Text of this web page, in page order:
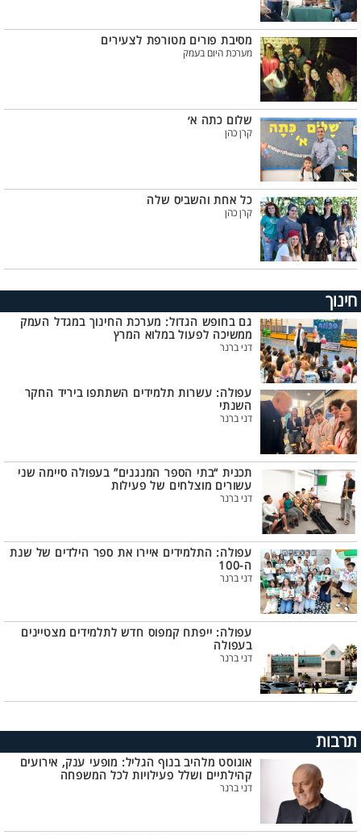
מסיבת פורים מטורפת לצעירים
מערכת היום בעמק
שלום כתה א׳
קרן כהן
כל אחת והשביס שלה
קרן כהן
חינוך
גם בחופש הגדול: מערכת החינוך במגדל העמק
ממשיכה לפעול במלוא המרץ
דני ברנר
עפולה: עשרות תלמידים השתתפו ביריד החקר
השנתי
דני ברנר
תכנית “בתי הספר המנגנים” בעפולה סיימה שני
עשורים מוצלחים של פעילות
דני ברנר
עפולה: התלמידים איירו את ספר הילדים של שנת
ה-100
דני ברנר
עפולה: ייפתח קמפוס חדש לתלמידים מצטיינים
בעפולה
דני ברנר
תרבות
אוגוסט מלהיב בנוף הגליל: מופעי ענק, אירועים
קהילתיים ושלל פעילויות לכל המשפחה
דני ברנר